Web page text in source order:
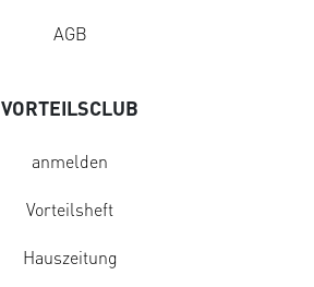
AGB
VORTEILSCLUB
anmelden
Vorteilsheft
Hauszeitung